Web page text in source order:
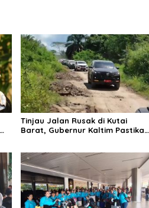
Tinjau Jalan Rusak di Kutai
Barat, Gubernur Kaltim Pastikan